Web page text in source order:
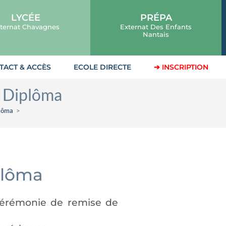
LYCÉE
Chavagnes
PRÉPA
Externat Des Enfants
Nantais
& ACCÈS ECOLE DIRECTE ➔ INSCRIPTION
>
de remise de